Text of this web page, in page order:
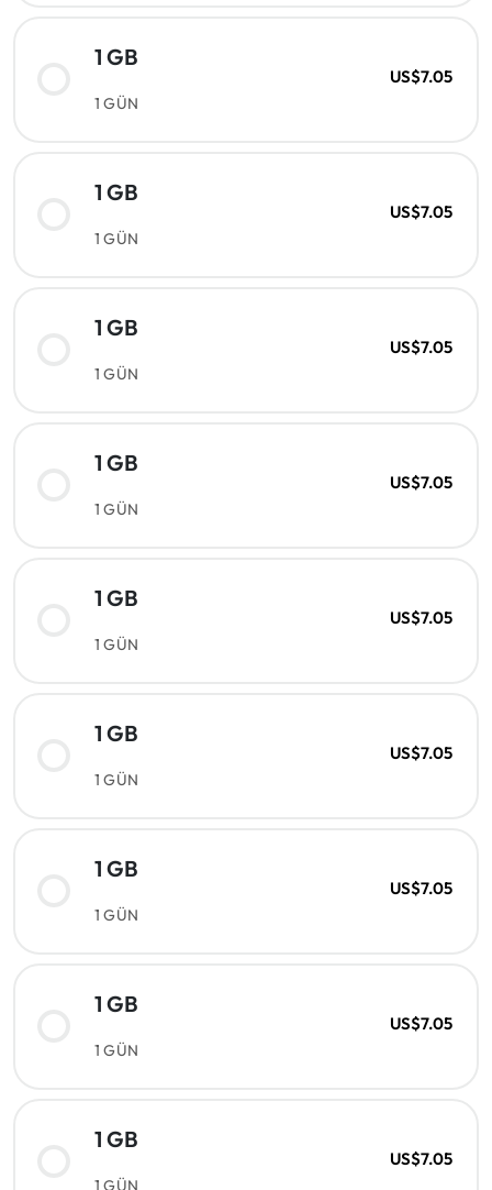
1 GB
1 GÜN
US$7.05
1 GB
1 GÜN
US$7.05
1 GB
1 GÜN
US$7.05
1 GB
1 GÜN
US$7.05
1 GB
1 GÜN
US$7.05
1 GB
1 GÜN
US$7.05
1 GB
1 GÜN
US$7.05
1 GB
1 GÜN
US$7.05
1 GB
1 GÜN
US$7.05